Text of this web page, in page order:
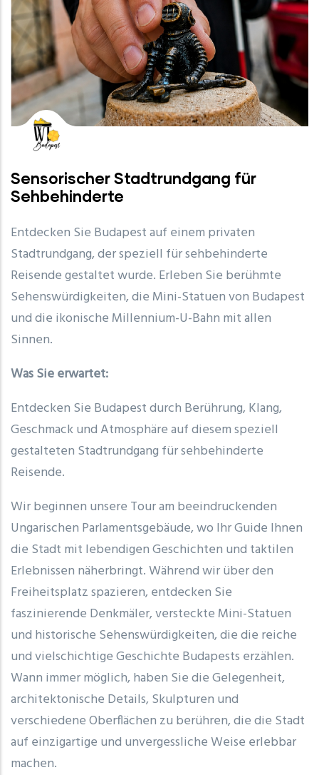
Sensorischer Stadtrundgang für
Sehbehinderte
Entdecken Sie Budapest auf einem privaten
Stadtrundgang, der speziell für sehbehinderte
Reisende gestaltet wurde. Erleben Sie berühmte
Sehenswürdigkeiten, die Mini-Statuen von Budapest
und die ikonische Millennium-U-Bahn mit allen
Sinnen.
Was Sie erwartet:
Entdecken Sie Budapest durch Berührung, Klang,
Geschmack und Atmosphäre auf diesem speziell
gestalteten Stadtrundgang für sehbehinderte
Reisende.
Wir beginnen unsere Tour am beeindruckenden
Ungarischen Parlamentsgebäude, wo Ihr Guide Ihnen
die Stadt mit lebendigen Geschichten und taktilen
Erlebnissen näherbringt. Während wir über den
Freiheitsplatz spazieren, entdecken Sie
faszinierende Denkmäler, versteckte Mini-Statuen
und historische Sehenswürdigkeiten, die die reiche
und vielschichtige Geschichte Budapests erzählen.
Wann immer möglich, haben Sie die Gelegenheit,
architektonische Details, Skulpturen und
verschiedene Oberflächen zu berühren, die die Stadt
auf einzigartige und unvergessliche Weise erlebbar
machen.